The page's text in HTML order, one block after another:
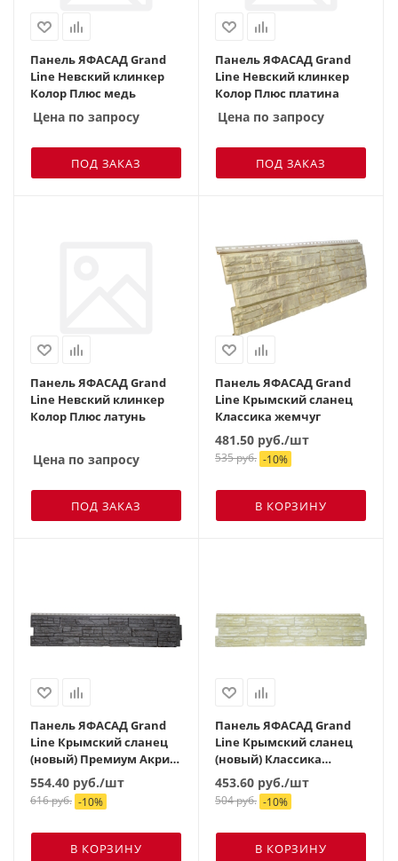
Панель ЯФАСАД Grand
Line Невский клинкер
Колор Плюс медь
Цена по запросу
ПОД ЗАКАЗ
Панель ЯФАСАД Grand
Line Невский клинкер
Колор Плюс платина
Цена по запросу
ПОД ЗАКАЗ
Панель ЯФАСАД Grand
Line Невский клинкер
Колор Плюс латунь
Цена по запросу
ПОД ЗАКАЗ
Панель ЯФАСАД Grand
Line Крымский сланец
Классика жемчуг
481.50 руб./шт
535руб. -10%
В КОРЗИНУ
Панель ЯФАСАД Grand
Line Крымский сланец
(новый) Премиум Акрил
уголь
554.40 руб./шт
616руб. -10%
В КОРЗИНУ
Панель ЯФАСАД Grand
Line Крымский сланец
(новый) Классика
слоновая кость
453.60 руб./шт
504руб. -10%
В КОРЗИНУ